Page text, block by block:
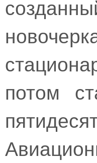
потом